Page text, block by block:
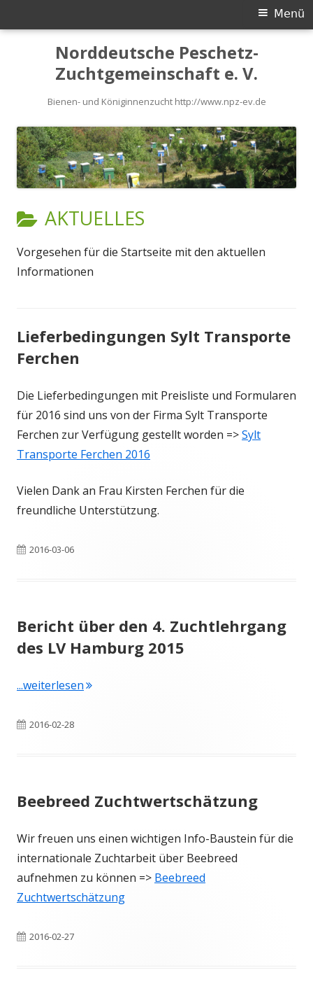
Norddeutsche Peschetz-
Zuchtgemeinschaft e. V.
Bienen- und Königinnenzucht http://www.npz-ev.de
Menü
KATEGORIE:
AKTUELLES
Vorgesehen für die Startseite mit den aktuellen
Informationen
Lieferbedingungen Sylt Transporte
Ferchen
Die Lieferbedingungen mit Preisliste und Formularen
für 2016 sind uns von der Firma Sylt Transporte
Ferchen zur Verfügung gestellt worden =>Sylt
Transporte Ferchen 2016
Vielen Dank an Frau Kirsten Ferchen für die
freundliche Unterstützung.
Veröffentlicht
2016-03-06
Bericht über den 4. Zuchtlehrgang
des LV Hamburg 2015
...weiterlesen"Bericht über den 4. Zuchtlehrgang des LV
Veröffentlicht
2016-02-28
Beebreed Zuchtwertschätzung
Wir freuen uns einen wichtigen Info-Baustein für die
internationale Zuchtarbeit über Beebreed
aufnehmen zu können => Beebreed
Zuchtwertschätzung
Veröffentlicht
2016-02-27